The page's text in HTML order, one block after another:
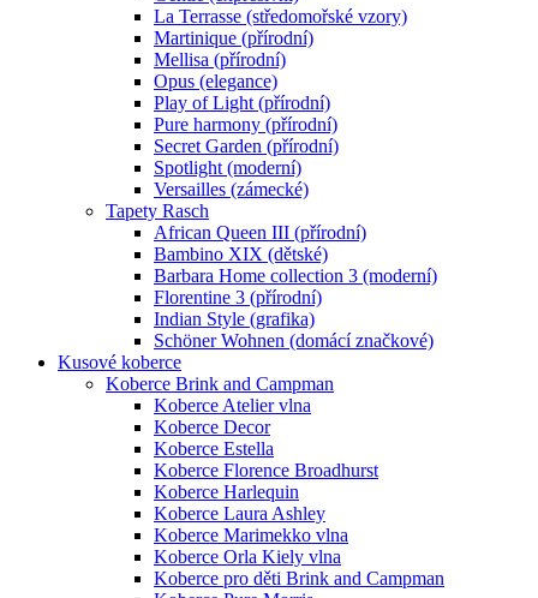
La Terrasse (středomořské vzory)
Martinique (přírodní)
Mellisa (přírodní)
Opus (elegance)
Play of Light (přírodní)
Pure harmony (přírodní)
Secret Garden (přírodní)
Spotlight (moderní)
Versailles (zámecké)
Tapety Rasch
African Queen III (přírodní)
Bambino XIX (dětské)
Barbara Home collection 3 (moderní)
Florentine 3 (přírodní)
Indian Style (grafika)
Schöner Wohnen (domácí značkové)
Kusové koberce
Koberce Brink and Campman
Koberce Atelier vlna
Koberce Decor
Koberce Estella
Koberce Florence Broadhurst
Koberce Harlequin
Koberce Laura Ashley
Koberce Marimekko vlna
Koberce Orla Kiely vlna
Koberce pro děti Brink and Campman